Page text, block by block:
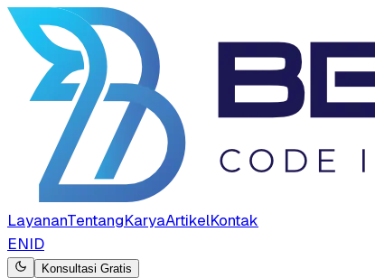
LayananTentangKaryaArtikelKontak
ENID
Konsultasi Gratis